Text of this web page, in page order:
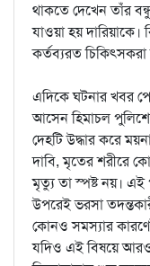
থাকতে দেখেন তাঁর
যাওয়া হয় দারিয়াকে।
কর্তব্যরত
এদিকে ঘটনার খবর
আসেন হিমাচল
দেহটি উদ্ধার করে
দাবি, মৃতের শরীরে
মৃত্যু তা স্পষ্ট নয়। এই
উপরেই ভরসা
কোনও সমস্যার
যদিও এই বিষয়ে